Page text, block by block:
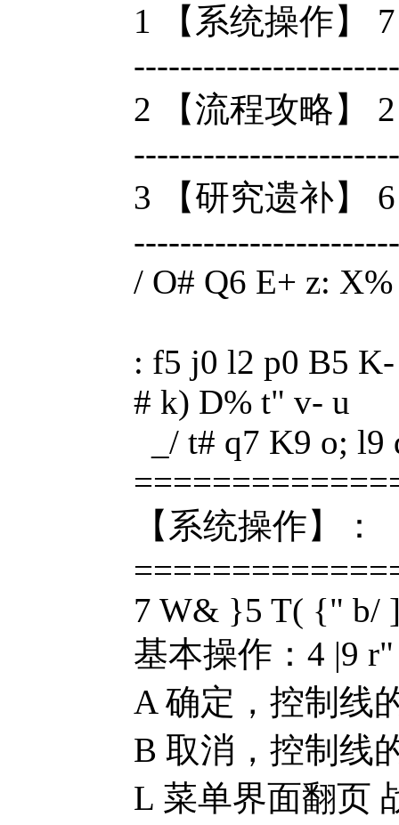
1 【系统操作】
-----------------------
2 【流程攻略】
-----------------------
3 【研究遗补】
/ O# Q6 E+ z:
: f5 j0 l2 p0 B5
# k) D% t" v- u
_/ t# q7 K9 o; l9
【系统操作】：
7 W& }5 T( {" b/
基本操作：4 |9
A 确定，控制线
B 取消，控制线
L 菜单界面翻页